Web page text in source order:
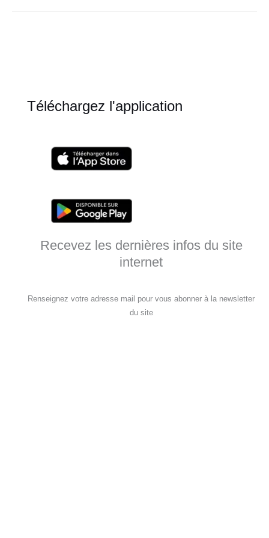
et
Téléchargez l'application
Recevez les dernières infos du site
internet
Renseignez votre adresse mail pour vous abonner à la newsletter
du site